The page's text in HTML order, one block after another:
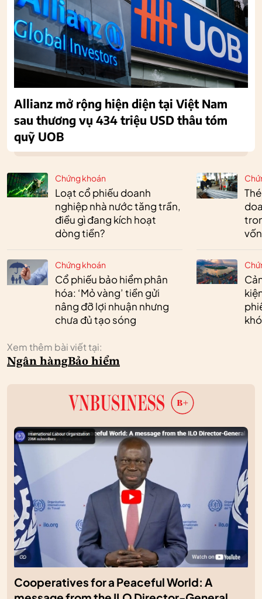
Chứng khoán
Loạt cổ phiếu doanh
nghiệp nhà nước tăng trần,
điều gì đang kích hoạt
dòng tiền?
Chứng khoán
Cổ phiếu bảo hiểm phân
hóa: ‘Mỏ vàng’ tiền gửi
nâng đỡ lợi nhuận nhưng
chưa đủ tạo sóng
vốn
Xem thêm bài viết tại:
Ngân hàngBảo hiểm
Allianz mở rộng hiện diện tại Việt Nam
sau thương vụ 434 triệu USD thâu tóm
quỹ UOB
Cooperatives for a Peaceful World: A